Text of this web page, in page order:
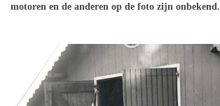
motoren en de anderen op de foto zijn onbekend.